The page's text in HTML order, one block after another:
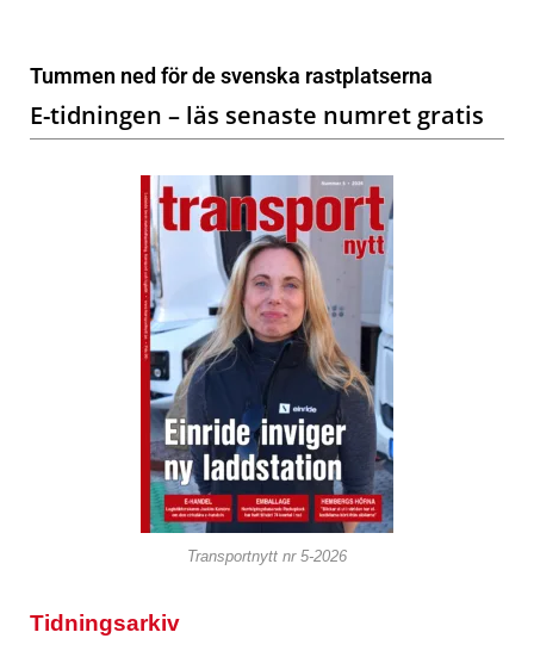
Tummen ned för de svenska rastplatserna
E-tidningen – läs senaste numret gratis
Transportnytt nr 5-2026
Tidningsarkiv